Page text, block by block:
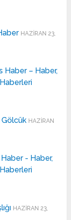
HAZIRAN 23,
Haber – Haber,
Gölcük HAZIRAN
- Haber,
HAZIRAN 23,